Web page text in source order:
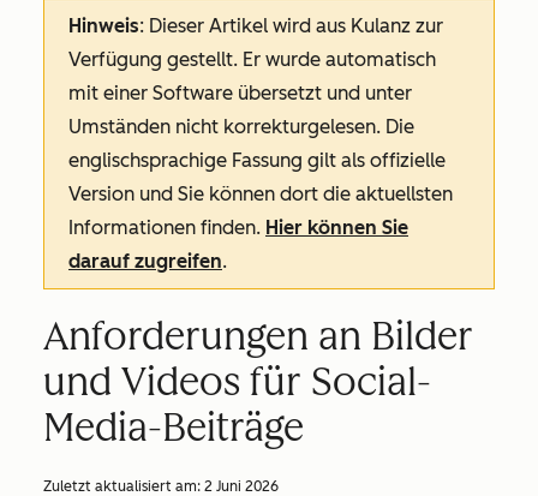
Hinweis: Dieser Artikel wird aus Kulanz zur
Verfügung gestellt. Er wurde automatisch
mit einer Software übersetzt und unter
Umständen nicht korrekturgelesen. Die
englischsprachige Fassung gilt als offizielle
Version und Sie können dort die aktuellsten
Informationen finden. Hier können Sie
darauf zugreifen.
Anforderungen an Bilder
und Videos für Social-
Media-Beiträge
Zuletzt aktualisiert am: 2 Juni 2026